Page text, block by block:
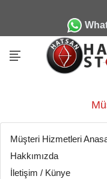
Müşteri Hizmetleri
Hakkımızda
İletişim / Künye